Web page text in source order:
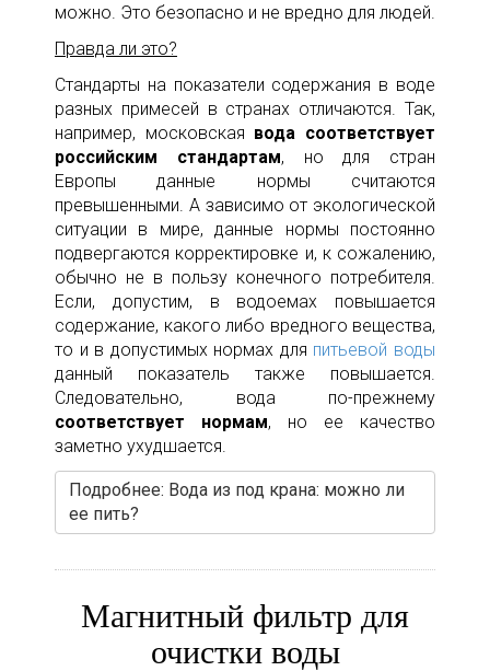
можно. Это безопасно и не вредно для людей.
Правда ли это?
Стандарты на показатели содержания в воде
разных примесей в странах отличаются. Так,
например, московская вода соответствует
российским стандартам, но для стран
Европы данные нормы считаются
превышенными. А зависимо от экологической
ситуации в мире, данные нормы постоянно
подвергаются корректировке и, к сожалению,
обычно не в пользу конечного потребителя.
Если, допустим, в водоемах повышается
содержание, какого либо вредного вещества,
то и в допустимых нормах для питьевой воды
данный показатель также повышается.
Следовательно, вода по-прежнему
соответствует нормам, но ее качество
заметно ухудшается.
Подробнее: Вода из под крана: можно ли
ее пить?
Магнитный фильтр для
очистки воды